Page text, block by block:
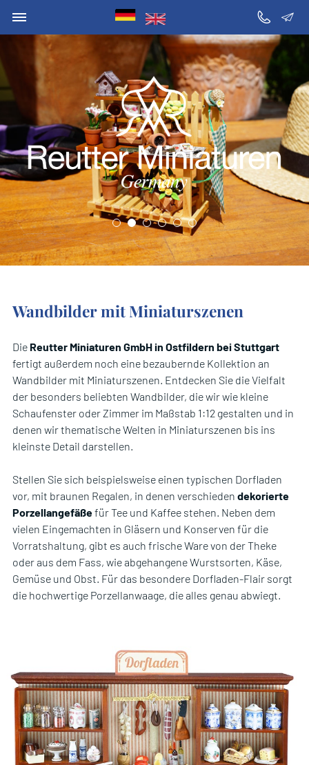
Wandbilder mit Miniaturszenen
Die Reutter Miniaturen GmbH in Ostfildern bei Stuttgart
fertigt außerdem noch eine bezaubernde Kollektion an
Wandbilder mit Miniaturszenen. Entdecken Sie die Vielfalt
der besonders beliebten Wandbilder, die wir wie kleine
Schaufenster oder Zimmer im Maßstab 1:12 gestalten und in
denen wir thematische Welten in Miniaturszenen bis ins
kleinste Detail darstellen.
Stellen Sie sich beispielsweise einen typischen Dorfladen
vor, mit braunen Regalen, in denen verschieden dekorierte
Porzellangefäßefür Tee und Kaffee stehen. Neben dem
vielen Eingemachten in Gläsern und Konserven für die
Vorratshaltung, gibt es auch frische Ware von der Theke
oder aus dem Fass, wie abgehangene Wurstsorten, Käse,
Gemüse und Obst. Für das besondere Dorfladen-Flair sorgt
die hochwertige Porzellanwaage, die alles genau abwiegt.